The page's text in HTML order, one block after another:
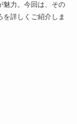
魅力。今回は、その
を詳しくご紹介しま